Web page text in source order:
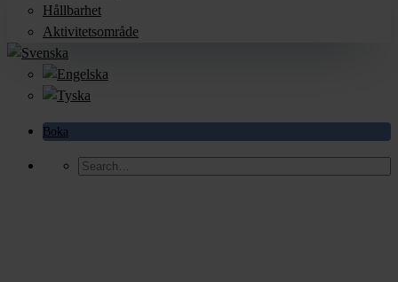
Hållbarhet
Aktivitetsområde
Boka